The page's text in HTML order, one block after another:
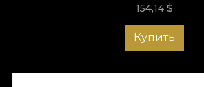
154,14 $
Купить